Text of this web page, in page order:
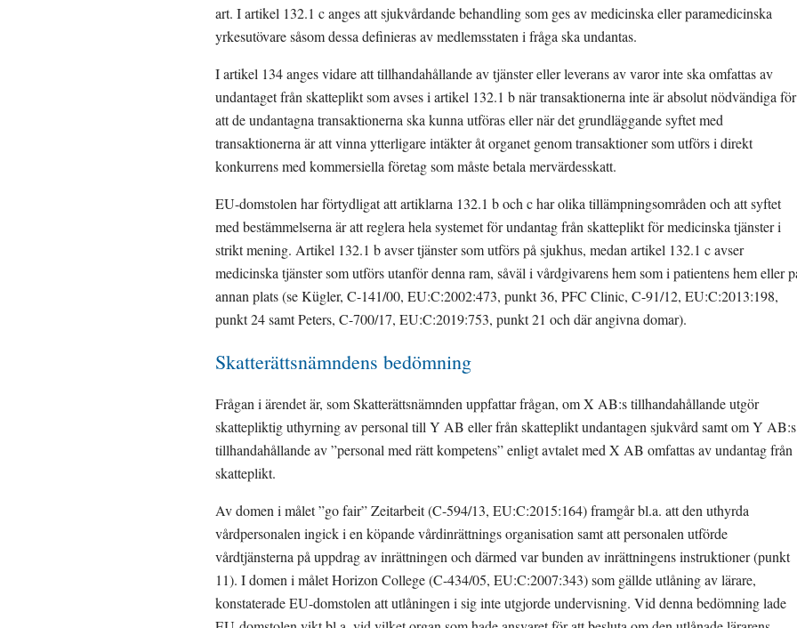
art. I artikel 132.1 c anges att sjukvårdande behandling som ges av medicinska eller paramedicinska
yrkesutövare såsom dessa definieras av medlemsstaten i fråga ska undantas.
I artikel 134 anges vidare att tillhandahållande av tjänster eller leverans av varor inte ska omfattas av
undantaget från skatteplikt som avses i artikel 132.1 b när transaktionerna inte är absolut nödvändiga för
att de undantagna transaktionerna ska kunna utföras eller när det grundläggande syftet med
transaktionerna är att vinna ytterligare intäkter åt organet genom transaktioner som utförs i direkt
konkurrens med kommersiella företag som måste betala mervärdesskatt.
EU-domstolen har förtydligat att artiklarna 132.1 b och c har olika tillämpningsområden och att syftet
med bestämmelserna är att reglera hela systemet för undantag från skatteplikt för medicinska tjänster i
strikt mening. Artikel 132.1 b avser tjänster som utförs på sjukhus, medan artikel 132.1 c avser
medicinska tjänster som utförs utanför denna ram, såväl i vårdgivarens hem som i patientens hem eller
annan plats (se Kügler, C-141/00, EU:C:2002:473, punkt 36, PFC Clinic, C-91/12, EU:C:2013:198,
punkt 24 samt Peters, C-700/17, EU:C:2019:753, punkt 21 och där angivna domar).
Skatterättsnämndens bedömning
Frågan i ärendet är, som Skatterättsnämnden uppfattar frågan, om X AB:s tillhandahållande utgör
skattepliktig uthyrning av personal till Y AB eller från skatteplikt undantagen sjukvård samt om Y AB:s
tillhandahållande av ”personal med rätt kompetens” enligt avtalet med X AB omfattas av undantag från
skatteplikt.
Av domen i målet ”go fair” Zeitarbeit (C-594/13, EU:C:2015:164) framgår bl.a. att den uthyrda
vårdpersonalen ingick i en köpande vårdinrättnings organisation samt att personalen utförde
vårdtjänsterna på uppdrag av inrättningen och därmed var bunden av inrättningens instruktioner (punkt
11). I domen i målet Horizon College (C-434/05, EU:C:2007:343) som gällde utlåning av lärare,
konstaterade EU-domstolen att utlåningen i sig inte utgjorde undervisning. Vid denna bedömning lade